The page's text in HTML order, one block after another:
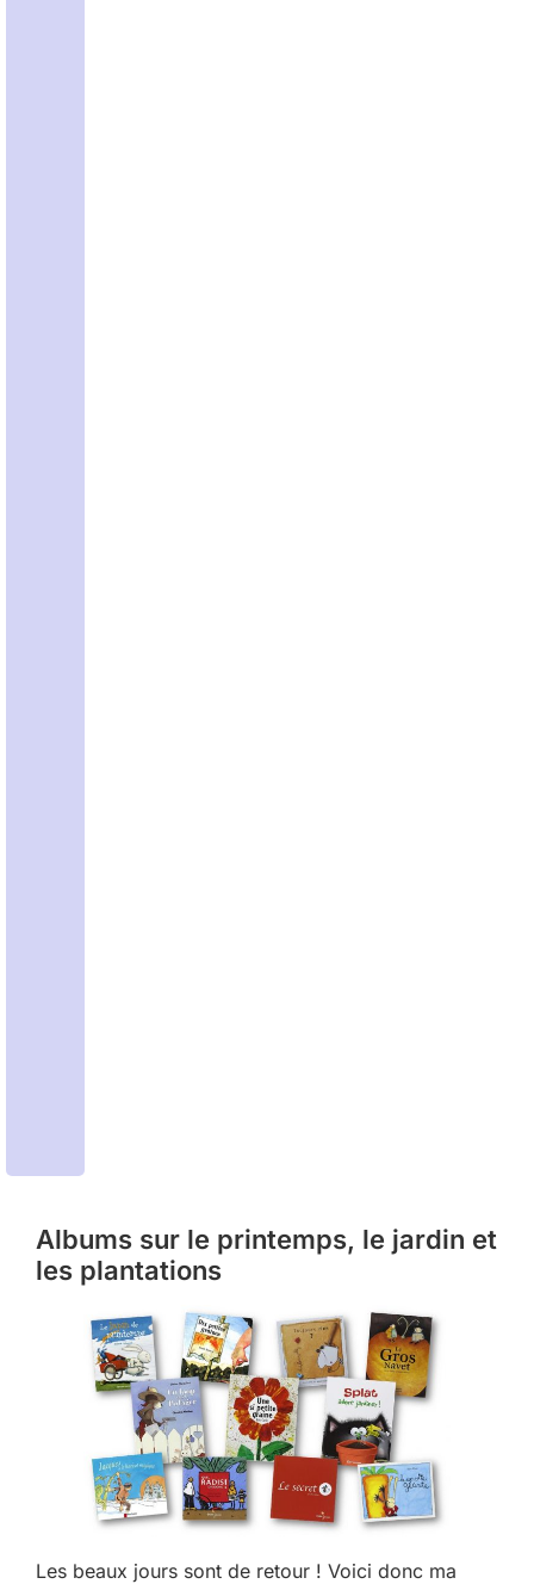
Albums sur le printemps, le jardin et
les plantations
Les beaux jours sont de retour ! Voici donc ma